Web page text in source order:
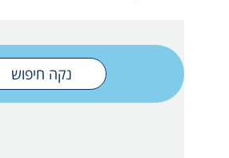
נקה חיפוש